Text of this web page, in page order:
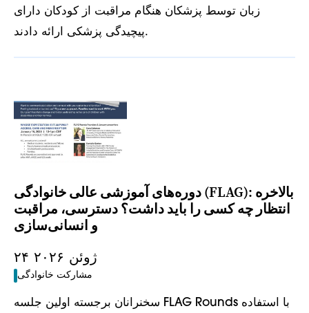
زبان توسط پزشکان هنگام مراقبت از کودکان دارای
پیچیدگی پزشکی ارائه دادند.
دوره‌های آموزشی عالی خانوادگی (FLAG): بالاخره
انتظار چه کسی را باید داشت؟ دسترسی، مراقبت
و انسانی‌سازی
۲۴ ژوئن ۲۰۲۶
مشارکت خانوادگی
سخنرانان برجسته اولین جلسه FLAG Rounds با استفاده